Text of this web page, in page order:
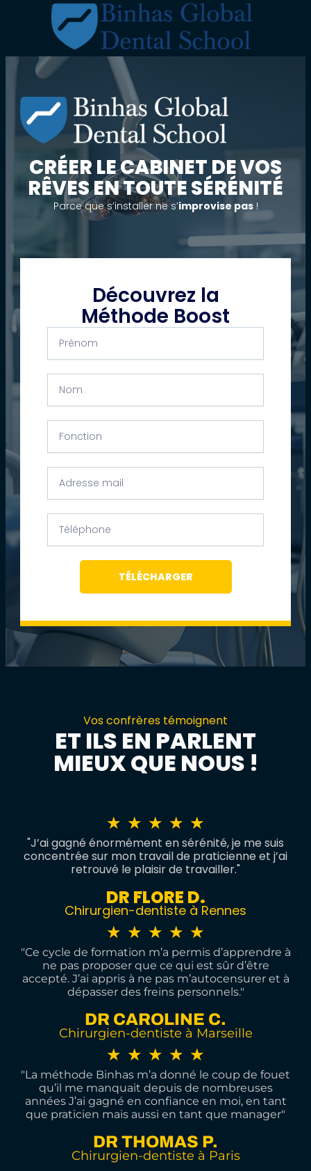
CRÉER LE CABINET DE VOS
RÊVES EN TOUTE SÉRÉNITÉ
Parce que s’installer ne s’improvise pas!
Découvrez la
Méthode Boost
mail
TÉLÉCHARGER
Vos confrères témoignent
ET ILS EN PARLENT
MIEUX QUE NOUS !​
★ ★ ★ ★ ★
5
sur
5
"J’ai gagné énormément en sérénité, je me suis
concentrée sur mon travail de praticienne et j’ai
retrouvé le plaisir de travailler."
DR FLORE D.
Chirurgien-dentiste à Rennes
★ ★ ★ ★ ★
5
sur
5
"Ce cycle de formation m’a permis d’apprendre à
ne pas proposer que ce qui est sûr d’être
accepté. J’ai appris à ne pas m’autocensurer et à
dépasser des freins personnels."
DR CAROLINE C.
Chirurgien-dentiste à Marseille
★ ★ ★ ★ ★
5
sur
5
"La méthode Binhas m’a donné le coup de fouet
qu’il me manquait depuis de nombreuses
années J’ai gagné en confiance en moi, en tant
que praticien mais aussi en tant que manager"
DR THOMAS P.
Chirurgien-dentiste à Paris